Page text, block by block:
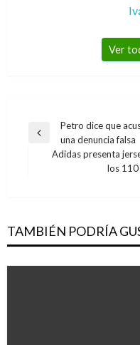
Ver
Navegación
Entrada
anterior
Petro dice que
una denuncia falsa
Adidas presenta
los 110
TAMBIÉN PODRÍA